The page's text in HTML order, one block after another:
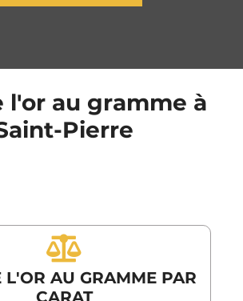
l'or au gramme à
Pierre
L'OR AU GRAMME PAR
CARAT